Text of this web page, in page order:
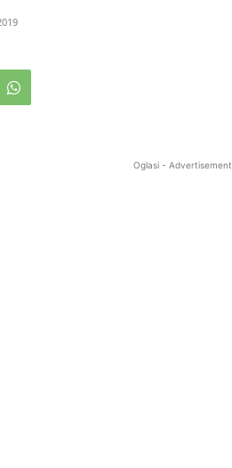
Oglasi - Advertisement